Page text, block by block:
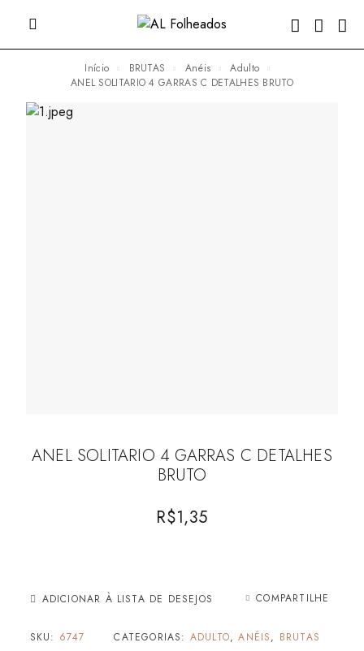
Início BRUTAS Anéis
Adulto
ANEL SOLITARIO 4 GARRAS C DETALHES BRUTO
ANEL SOLITARIO 4 GARRAS C DETALHES
BRUTO
R$1,35
ADICIONAR À LISTA DE DESEJOS COMPARTILHE
SKU: 6747 CATEGORIAS: ADULTO,ANÉIS, BRUTAS